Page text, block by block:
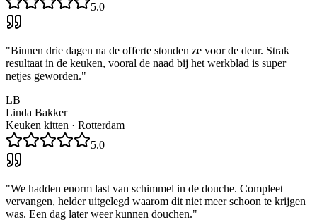
5.0
"Binnen drie dagen na de offerte stonden ze voor de deur. Strak
resultaat in de keuken, vooral de naad bij het werkblad is super
netjes geworden."
LB
Linda Bakker
Keuken kitten · Rotterdam
5.0
"We hadden enorm last van schimmel in de douche. Compleet
vervangen, helder uitgelegd waarom dit niet meer schoon te krijgen
was. Een dag later weer kunnen douchen."